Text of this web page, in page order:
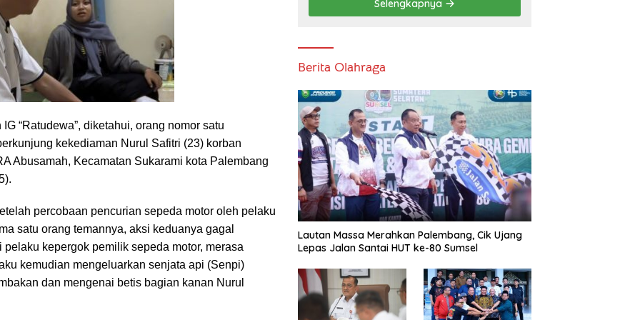
“Ratudewa”, diketahui, orang nomor satu
kekediaman Nurul Safitri (23) korban
Abusamah, Kecamatan Sukarami kota Palembang
percobaan pencurian sepeda motor oleh pelaku
satu orang temannya, aksi keduanya gagal
kepergok pemilik sepeda motor, merasa
kemudian mengeluarkan senjata api (Senpi)
dan mengenai betis bagian kanan Nurul
Selengkapnya
Berita Olahraga
Lautan Massa Merahkan Palembang, Cik Ujang
Lepas Jalan Santai HUT ke-80 Sumsel